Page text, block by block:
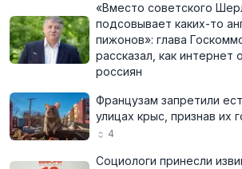
«Вместо советского
подсовывает каких-то
пижонов»: глава
рассказал, как интернет
россиян
Французам запретили
улицах крыс, признав их
4
Социологи принесли